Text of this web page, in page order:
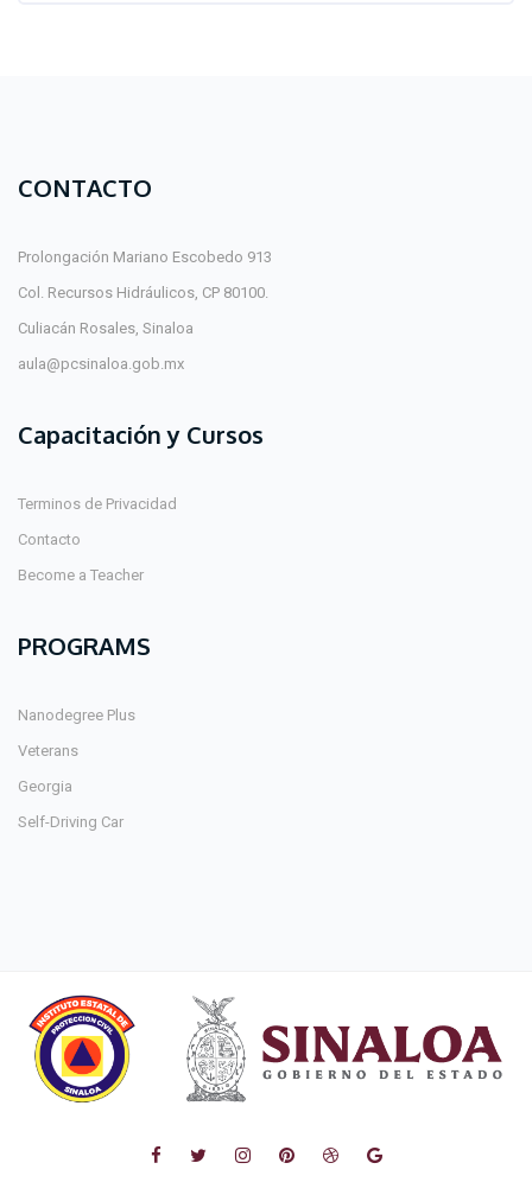
CONTACTO
Prolongación Mariano Escobedo 913
Col. Recursos Hidráulicos, CP 80100.
Culiacán Rosales, Sinaloa
aula@pcsinaloa.gob.mx
Capacitación y Cursos
Terminos de Privacidad
Contacto
Become a Teacher
PROGRAMS
Nanodegree Plus
Veterans
Georgia
Self-Driving Car